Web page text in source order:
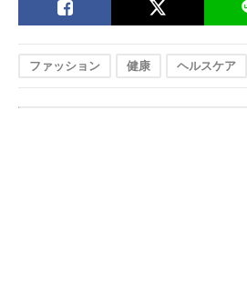
ファッション 健康 ヘルスケア